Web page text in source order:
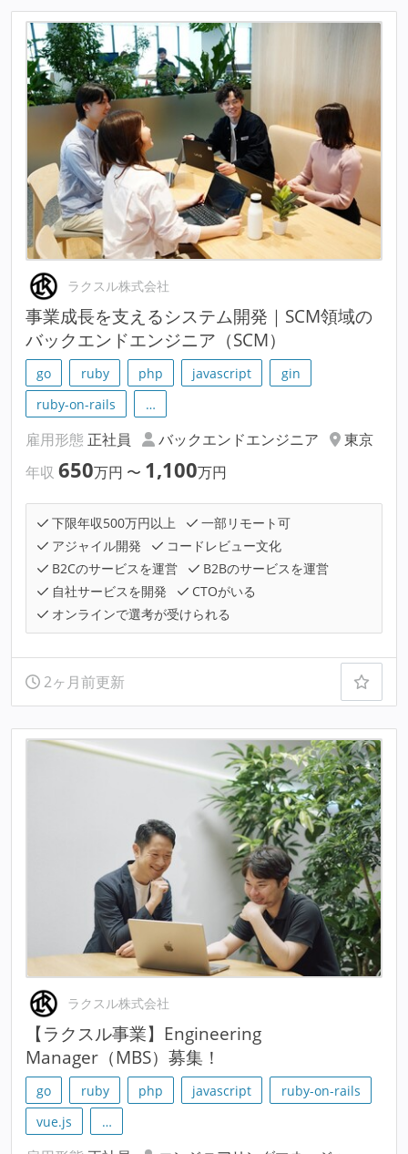
ラクスル株式会社
事業成長を支えるシステム開発｜SCM領域の
バックエンドエンジニア（SCM）
go ruby php javascript
gin
ruby-on-rails
…
雇用形態 正社員 バックエンドエンジニア
東京
年収 650万円 〜 1,100万円
下限年収500万円以上
一部リモート可
アジャイル開発
コードレビュー文化
B2Cのサービスを運営
B2Bのサービスを運営
自社サービスを開発
CTOがいる
オンラインで選考が受けられる
2ヶ月前更新
ラクスル株式会社
【ラクスル事業】Engineering
Manager（MBS）募集！
go ruby php javascript
ruby-on-rails
vue.js
…